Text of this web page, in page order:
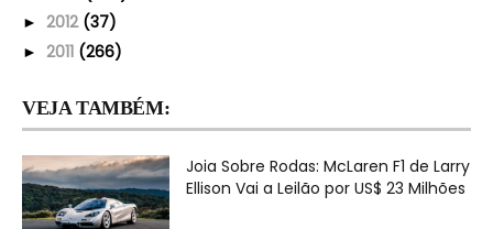
► 2012 (37)
► 2011 (266)
VEJA TAMBÉM:
Joia Sobre Rodas: McLaren F1 de Larry
Ellison Vai a Leilão por US$ 23 Milhões